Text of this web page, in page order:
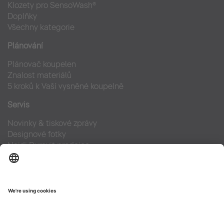
Klozety pro SensoWash®
Doplňky
Všechny kategorie
Plánování
Plánovač koupelen
Znalost materiálů
5 kroků k Vaší vysněné koupelně
Servis
Novinky & tiskové zprávy
Designové fotky
Najdi Duravit prodejce
Často kladené otázky